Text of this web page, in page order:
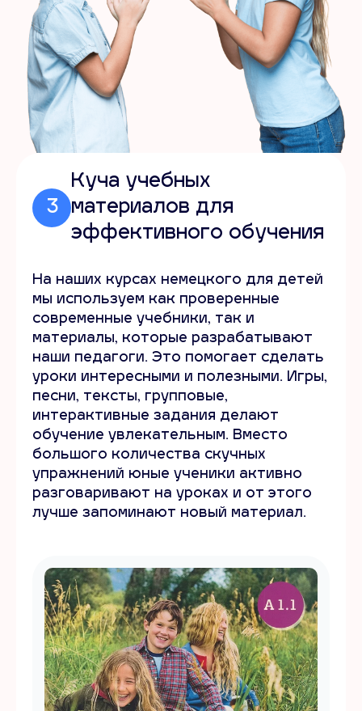
3
Куча учебных
материалов для
эффективного обучения
На наших курсах немецкого для детей
мы используем как проверенные
современные учебники, так и
материалы, которые разрабатывают
наши педагоги. Это помогает сделать
уроки интересными и полезными. Игры,
песни, тексты, групповые,
интерактивные задания делают
обучение увлекательным. Вместо
большого количества скучных
упражнений юные ученики активно
разговаривают на уроках и от этого
лучше запоминают новый материал.